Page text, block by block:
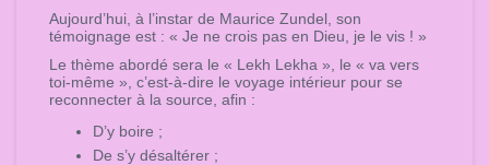
Aujourd’hui, à l’instar de Maurice Zundel, son
témoignage est : « Je ne crois pas en Dieu, je le vis ! »
Le thème abordé sera le « Lekh Lekha », le « va vers
toi-même », c’est-à-dire le voyage intérieur pour se
reconnecter à la source, afin :
D’y boire ;
De s’y désaltérer ;